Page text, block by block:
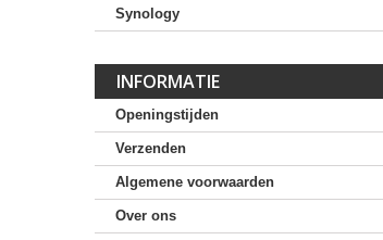
Synology
INFORMATIE
Openingstijden
Verzenden
Algemene voorwaarden
Over ons